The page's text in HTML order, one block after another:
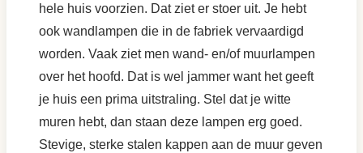
hele huis voorzien. Dat ziet er stoer uit. Je hebt
ook wandlampen die in de fabriek vervaardigd
worden. Vaak ziet men wand- en/of muurlampen
over het hoofd. Dat is wel jammer want het geeft
je huis een prima uitstraling. Stel dat je witte
muren hebt, dan staan deze lampen erg goed.
Stevige, sterke stalen kappen aan de muur geven